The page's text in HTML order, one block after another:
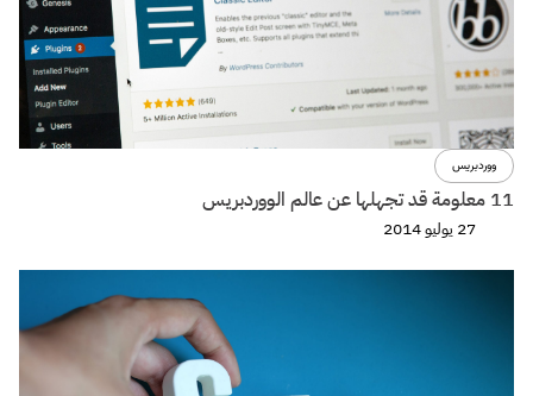
ووردبريس
11 معلومة قد تجهلها عن عالم الووردبريس
27 يوليو 2014